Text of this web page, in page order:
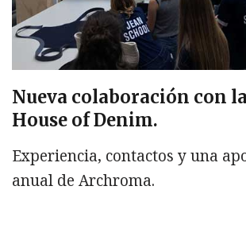
Nueva colaboración con
House of Denim.
Experiencia, contactos y una
anual de Archroma.